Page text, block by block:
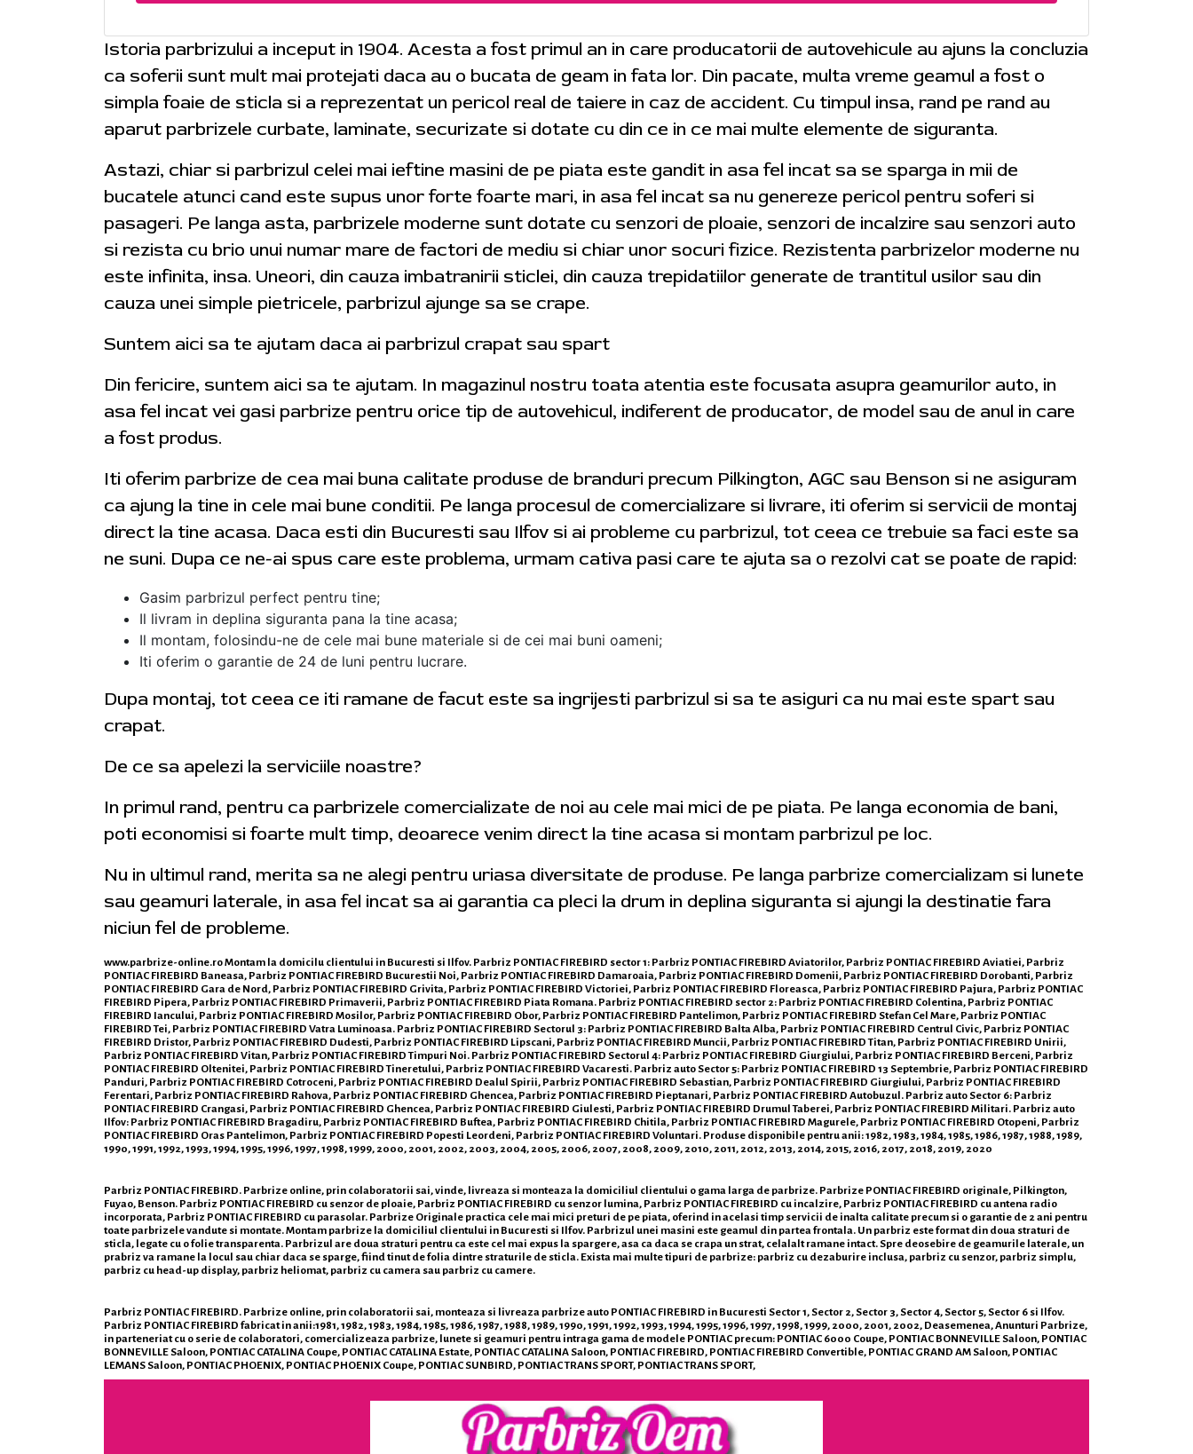
Istoria parbrizului a inceput in 1904. Acesta a fost primul an in care producatorii de autovehicule au ajuns la concluzia
ca soferii sunt mult mai protejati daca au o bucata de geam in fata lor. Din pacate, multa vreme geamul a fost o
simpla foaie de sticla si a reprezentat un pericol real de taiere in caz de accident. Cu timpul insa, rand pe rand au
aparut parbrizele curbate, laminate, securizate si dotate cu din ce in ce mai multe elemente de siguranta.
Astazi, chiar si parbrizul celei mai ieftine masini de pe piata este gandit in asa fel incat sa se sparga in mii de
bucatele atunci cand este supus unor forte foarte mari, in asa fel incat sa nu genereze pericol pentru soferi si
pasageri. Pe langa asta, parbrizele moderne sunt dotate cu senzori de ploaie, senzori de incalzire sau senzori auto
si rezista cu brio unui numar mare de factori de mediu si chiar unor socuri fizice. Rezistenta parbrizelor moderne nu
este infinita, insa. Uneori, din cauza imbatranirii sticlei, din cauza trepidatiilor generate de trantitul usilor sau din
cauza unei simple pietricele, parbrizul ajunge sa se crape.
Suntem aici sa te ajutam daca ai parbrizul crapat sau spart
Din fericire, suntem aici sa te ajutam. In magazinul nostru toata atentia este focusata asupra geamurilor auto, in
asa fel incat vei gasi parbrize pentru orice tip de autovehicul, indiferent de producator, de model sau de anul in care
a fost produs.
Iti oferim parbrize de cea mai buna calitate produse de branduri precum Pilkington, AGC sau Benson si ne asiguram
ca ajung la tine in cele mai bune conditii. Pe langa procesul de comercializare si livrare, iti oferim si servicii de montaj
direct la tine acasa. Daca esti din Bucuresti sau Ilfov si ai probleme cu parbrizul, tot ceea ce trebuie sa faci este sa
ne suni. Dupa ce ne-ai spus care este problema, urmam cativa pasi care te ajuta sa o rezolvi cat se poate de rapid:
Gasim parbrizul perfect pentru tine;
Il livram in deplina siguranta pana la tine acasa;
Il montam, folosindu-ne de cele mai bune materiale si de cei mai buni oameni;
Iti oferim o garantie de 24 de luni pentru lucrare.
Dupa montaj, tot ceea ce iti ramane de facut este sa ingrijesti parbrizul si sa te asiguri ca nu mai este spart sau
crapat.
De ce sa apelezi la serviciile noastre?
In primul rand, pentru ca parbrizele comercializate de noi au cele mai mici de pe piata. Pe langa economia de bani,
poti economisi si foarte mult timp, deoarece venim direct la tine acasa si montam parbrizul pe loc.
Nu in ultimul rand, merita sa ne alegi pentru uriasa diversitate de produse. Pe langa parbrize comercializam si lunete
sau geamuri laterale, in asa fel incat sa ai garantia ca pleci la drum in deplina siguranta si ajungi la destinatie fara
niciun fel de probleme.
www.parbrize-online.roMontam la domicilu clientului in Bucuresti si Ilfov. Parbriz PONTIAC FIREBIRD sector 1: Parbriz PONTIAC FIREBIRD Aviatorilor, Parbriz PONTIAC FIREBIRD Aviatiei, Parbriz
PONTIAC FIREBIRD Baneasa, Parbriz PONTIAC FIREBIRD Bucurestii Noi, Parbriz PONTIAC FIREBIRD Damaroaia, Parbriz PONTIAC FIREBIRD Domenii, Parbriz PONTIAC FIREBIRD Dorobanti, Parbriz
PONTIAC FIREBIRD Gara de Nord, Parbriz PONTIAC FIREBIRD Grivita, Parbriz PONTIAC FIREBIRD Victoriei, Parbriz PONTIAC FIREBIRD Floreasca, Parbriz PONTIAC FIREBIRD Pajura, Parbriz PONTIAC
FIREBIRD Pipera, Parbriz PONTIAC FIREBIRD Primaverii, Parbriz PONTIAC FIREBIRD Piata Romana. Parbriz PONTIAC FIREBIRD sector 2: Parbriz PONTIAC FIREBIRD Colentina, Parbriz PONTIAC
FIREBIRD Iancului, Parbriz PONTIAC FIREBIRD Mosilor, Parbriz PONTIAC FIREBIRD Obor, Parbriz PONTIAC FIREBIRD Pantelimon, Parbriz PONTIAC FIREBIRD Stefan Cel Mare, Parbriz PONTIAC
FIREBIRD Tei, Parbriz PONTIAC FIREBIRD Vatra Luminoasa. Parbriz PONTIAC FIREBIRD Sectorul 3: Parbriz PONTIAC FIREBIRD Balta Alba, Parbriz PONTIAC FIREBIRD Centrul Civic, Parbriz PONTIAC
FIREBIRD Dristor, Parbriz PONTIAC FIREBIRD Dudesti, Parbriz PONTIAC FIREBIRD Lipscani, Parbriz PONTIAC FIREBIRD Muncii, Parbriz PONTIAC FIREBIRD Titan, Parbriz PONTIAC FIREBIRD Unirii,
Parbriz PONTIAC FIREBIRD Vitan, Parbriz PONTIAC FIREBIRD Timpuri Noi. Parbriz PONTIAC FIREBIRD Sectorul 4: Parbriz PONTIAC FIREBIRD Giurgiului, Parbriz PONTIAC FIREBIRD Berceni, Parbriz
PONTIAC FIREBIRD Oltenitei, Parbriz PONTIAC FIREBIRD Tineretului, Parbriz PONTIAC FIREBIRD Vacaresti. Parbriz auto Sector 5: Parbriz PONTIAC FIREBIRD 13 Septembrie, Parbriz PONTIAC FIREBIRD
Panduri, Parbriz PONTIAC FIREBIRD Cotroceni, Parbriz PONTIAC FIREBIRD Dealul Spirii, Parbriz PONTIAC FIREBIRD Sebastian, Parbriz PONTIAC FIREBIRD Giurgiului, Parbriz PONTIAC FIREBIRD
Ferentari, Parbriz PONTIAC FIREBIRD Rahova, Parbriz PONTIAC FIREBIRD Ghencea, Parbriz PONTIAC FIREBIRD Pieptanari, Parbriz PONTIAC FIREBIRD Autobuzul. Parbriz auto Sector 6: Parbriz
PONTIAC FIREBIRD Crangasi, Parbriz PONTIAC FIREBIRD Ghencea, Parbriz PONTIAC FIREBIRD Giulesti, Parbriz PONTIAC FIREBIRD Drumul Taberei, Parbriz PONTIAC FIREBIRD Militari. Parbriz auto
Ilfov: Parbriz PONTIAC FIREBIRD Bragadiru, Parbriz PONTIAC FIREBIRD Buftea, Parbriz PONTIAC FIREBIRD Chitila, Parbriz PONTIAC FIREBIRD Magurele, Parbriz PONTIAC FIREBIRD Otopeni, Parbriz
PONTIAC FIREBIRD Oras Pantelimon, Parbriz PONTIAC FIREBIRD Popesti Leordeni, Parbriz PONTIAC FIREBIRD Voluntari. Produse disponibile pentru anii: 1982, 1983, 1984, 1985, 1986, 1987, 1988, 1989,
1990, 1991, 1992, 1993, 1994, 1995, 1996, 1997, 1998, 1999, 2000, 2001, 2002, 2003, 2004, 2005, 2006, 2007, 2008, 2009, 2010, 2011, 2012, 2013, 2014, 2015, 2016, 2017, 2018, 2019, 2020
Parbriz PONTIAC FIREBIRD. Parbrize online, prin colaboratorii sai, vinde, livreaza si monteaza la domiciliul clientului o gama larga de parbrize. Parbrize PONTIAC FIREBIRD originale, Pilkington,
Fuyao, Benson. Parbriz PONTIAC FIREBIRD cu senzor de ploaie, Parbriz PONTIAC FIREBIRD cu senzor lumina, Parbriz PONTIAC FIREBIRD cu incalzire, Parbriz PONTIAC FIREBIRD cu antena radio
incorporata, Parbriz PONTIAC FIREBIRD cu parasolar. Parbrize Originale practica cele mai mici preturi de pe piata, oferind in acelasi timp servicii de inalta calitate precum si o garantie de 2 ani pentru
toate parbrizele vandute si montate. Montam parbrize la domiciliul clientului in Bucuresti si Ilfov. Parbrizul unei masini este geamul din partea frontala. Un parbriz este format din doua straturi de
sticla, legate cu o folie transparenta. Parbrizul are doua straturi pentru ca este cel mai expus la spargere, asa ca daca se crapa un strat, celalalt ramane intact. Spre deosebire de geamurile laterale, un
prabriz va ramane la locul sau chiar daca se sparge, fiind tinut de folia dintre straturile de sticla. Exista mai multe tipuri de parbrize: parbriz cu dezaburire inclusa, parbriz cu senzor, parbriz simplu,
parbriz cu head-up display, parbriz heliomat, parbriz cu camera sau parbriz cu camere.
Parbriz PONTIAC FIREBIRD. Parbrize online, prin colaboratorii sai, monteaza si livreaza parbrize auto PONTIAC FIREBIRD in Bucuresti Sector 1, Sector 2, Sector 3, Sector 4, Sector 5, Sector 6 si Ilfov.
Parbriz PONTIAC FIREBIRD fabricat in anii:1981, 1982, 1983, 1984, 1985, 1986, 1987, 1988, 1989, 1990, 1991, 1992, 1993, 1994, 1995, 1996, 1997, 1998, 1999, 2000, 2001, 2002, Deasemenea, Anunturi Parbrize,
in parteneriat cu o serie de colaboratori, comercializeaza parbrize, lunete si geamuri pentru intraga gama de modele PONTIAC precum: PONTIAC 6000 Coupe, PONTIAC BONNEVILLE Saloon, PONTIAC
BONNEVILLE Saloon, PONTIAC CATALINA Coupe, PONTIAC CATALINA Estate, PONTIAC CATALINA Saloon, PONTIAC FIREBIRD, PONTIAC FIREBIRD Convertible, PONTIAC GRAND AM Saloon, PONTIAC
LEMANS Saloon, PONTIAC PHOENIX, PONTIAC PHOENIX Coupe, PONTIAC SUNBIRD, PONTIAC TRANS SPORT, PONTIAC TRANS SPORT,